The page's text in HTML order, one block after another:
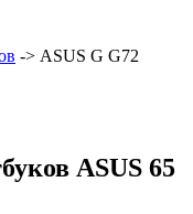
-> ASUS G G72
ASUS 65